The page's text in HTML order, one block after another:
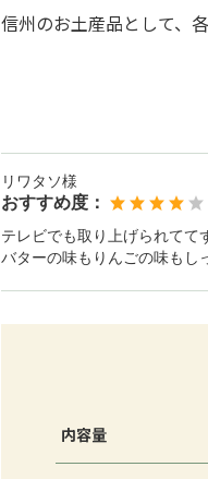
信州のお土産品として、
リワタソ様
おすすめ度：
テレビでも取り上げられてて
バターの味もりんごの味もし
内容量